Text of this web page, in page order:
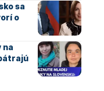
sa
o
na